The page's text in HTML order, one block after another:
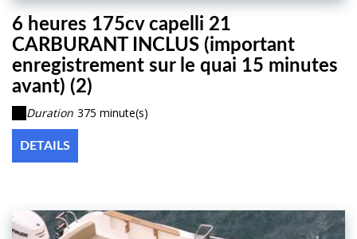
6 heures 175cv capelli 21
CARBURANT INCLUS (important
enregistrement sur le quai 15 minutes
avant) (2)
Duration 375 minute(s)
DETAILS